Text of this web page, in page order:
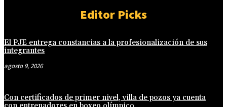
Editor Picks
El PJE entrega constancias a la profesionalización de sus
integrantes
agosto 9, 2026
Con certificados de primer nivel, villa de pozos ya cuenta